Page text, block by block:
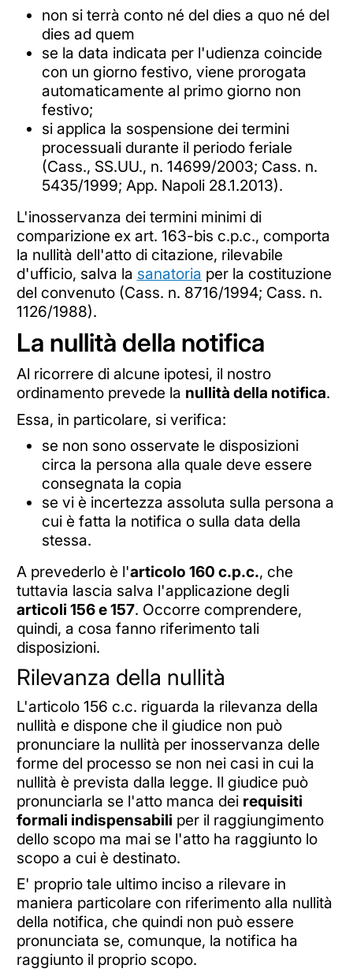
non si terrà conto né del dies a quo né del
dies ad quem
se la data indicata per l'udienza coincide
con un giorno festivo, viene prorogata
automaticamente al primo giorno non
festivo;
si applica la sospensione dei termini
processuali durante il periodo feriale
(Cass., SS.UU., n. 14699/2003; Cass. n.
5435/1999; App. Napoli 28.1.2013).
L'inosservanza dei termini minimi di
comparizione ex art. 163-bis c.p.c., comporta
la nullità dell'atto di citazione, rilevabile
d'ufficio, salva la sanatoria per la costituzione
del convenuto (Cass. n. 8716/1994; Cass. n.
1126/1988).
La nullità della notifica
Al ricorrere di alcune ipotesi, il nostro
ordinamento prevede la nullità della notifica.
Essa, in particolare, si verifica:
se non sono osservate le disposizioni
circa la persona alla quale deve essere
consegnata la copia
se vi è incertezza assoluta sulla persona a
cui è fatta la notifica o sulla data della
stessa.
A prevederlo è l'articolo 160 c.p.c., che
tuttavia lascia salva l'applicazione degli
articoli 156 e 157. Occorre comprendere,
quindi, a cosa fanno riferimento tali
disposizioni.
Rilevanza della nullità
L'articolo 156 c.c. riguarda la rilevanza della
nullità e dispone che il giudice non può
pronunciare la nullità per inosservanza delle
forme del processo se non nei casi in cui la
nullità è prevista dalla legge. Il giudice può
pronunciarla se l'atto manca dei requisiti
formali indispensabili per il raggiungimento
dello scopo ma mai se l'atto ha raggiunto lo
scopo a cui è destinato.
E' proprio tale ultimo inciso a rilevare in
maniera particolare con riferimento alla nullità
della notifica, che quindi non può essere
pronunciata se, comunque, la notifica ha
raggiunto il proprio scopo.